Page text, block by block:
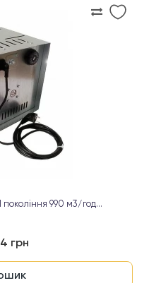
покоління 990 м3/год...
грн